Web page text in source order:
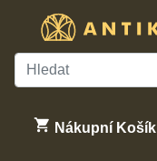
Nákupní Košík